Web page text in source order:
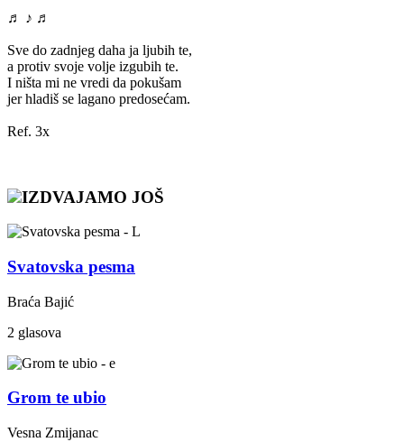
♬ ♪ ♬
Sve do zadnjeg daha ja ljubih te,
a protiv svoje volje izgubih te.
I ništa mi ne vredi da pokušam
jer hladiš se lagano predosećam.
Ref. 3x
IZDVAJAMO JOŠ
Svatovska pesma
Braća Bajić
2 glasova
Grom te ubio
Vesna Zmijanac